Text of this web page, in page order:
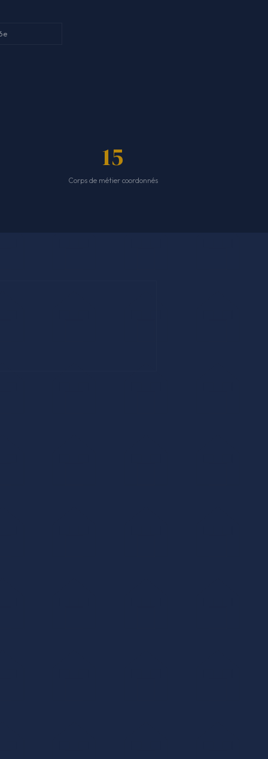
15
Corps de métier coordonnés